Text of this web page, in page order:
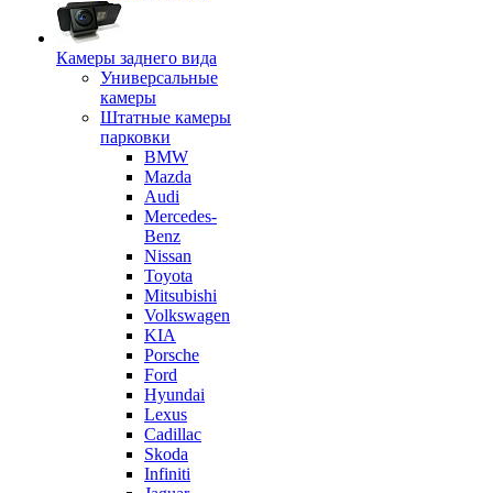
Камеры заднего вида
Универсальные
камеры
Штатные камеры
парковки
BMW
Mazda
Audi
Mercedes-
Benz
Nissan
Toyota
Mitsubishi
Volkswagen
KIA
Porsche
Ford
Hyundai
Lexus
Cadillac
Skoda
Infiniti